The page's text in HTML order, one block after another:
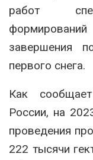
работ
завершения
первого снега.
Как
России, на
проведения
222 тысячи